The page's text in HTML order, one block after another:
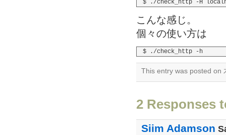
こんな感じ。
個々の使い方は
This entry was posted on
2 Responses
Siim Adamson